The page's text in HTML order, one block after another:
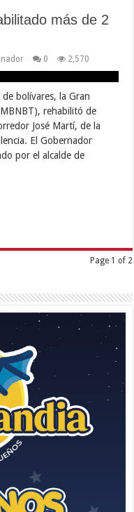
más de 2
0 2,570
bolívares, la Gran
rehabilitó de
José Martí, de la
El Gobernador
por el alcalde de
Page 1 of 2